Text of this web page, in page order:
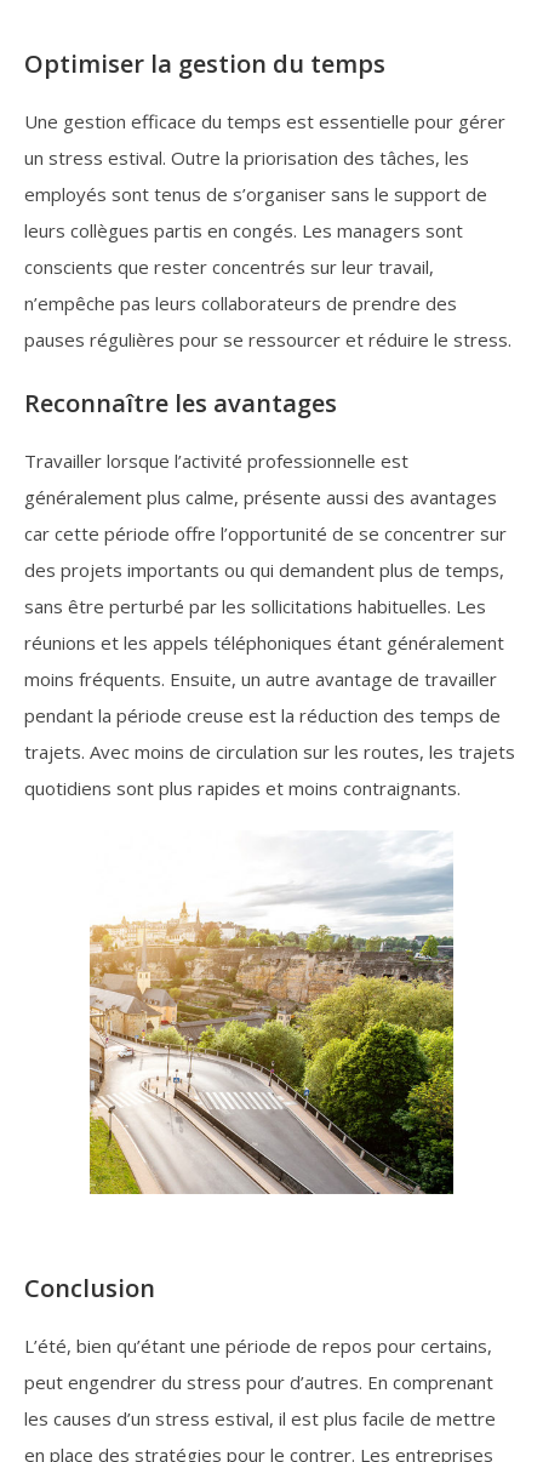
Optimiser la gestion du temps
Une gestion efficace du temps est essentielle pour gérer
un stress estival. Outre la priorisation des tâches, les
employés sont tenus de s’organiser sans le support de
leurs collègues partis en congés. Les managers sont
conscients que rester concentrés sur leur travail,
n’empêche pas leurs collaborateurs de prendre des
pauses régulières pour se ressourcer et réduire le stress.
Reconnaître les avantages
Travailler lorsque l’activité professionnelle est
généralement plus calme, présente aussi des avantages
car cette période offre l’opportunité de se concentrer sur
des projets importants ou qui demandent plus de temps,
sans être perturbé par les sollicitations habituelles. Les
réunions et les appels téléphoniques étant généralement
moins fréquents. Ensuite, un autre avantage de travailler
pendant la période creuse est la réduction des temps de
trajets. Avec moins de circulation sur les routes, les trajets
quotidiens sont plus rapides et moins contraignants.
Conclusion
L’été, bien qu’étant une période de repos pour certains,
peut engendrer du stress pour d’autres. En comprenant
les causes d’un stress estival, il est plus facile de mettre
en place des stratégies pour le contrer. Les entreprises